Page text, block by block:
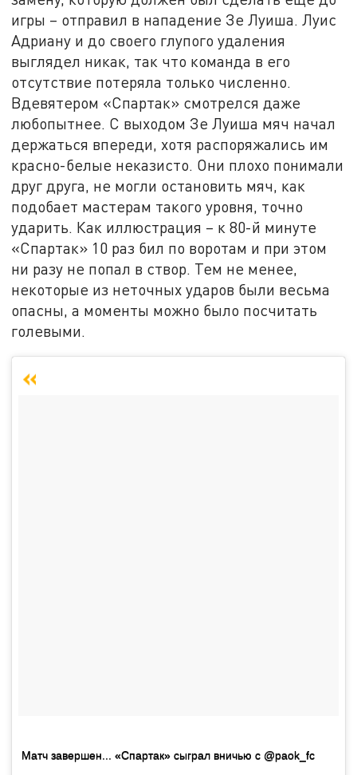
игры – отправил в нападение Зе Луиша. Луис
Адриану и до своего глупого удаления
выглядел никак, так что команда в его
отсутствие потеряла только численно.
Вдевятером «Спартак» смотрелся даже
любопытнее. С выходом Зе Луиша мяч начал
держаться впереди, хотя распоряжались им
красно-белые неказисто. Они плохо понимали
друг друга, не могли остановить мяч, как
подобает мастерам такого уровня, точно
ударить. Как иллюстрация – к 80-й минуте
«Спартак» 10 раз бил по воротам и при этом
ни разу не попал в створ. Тем не менее,
некоторые из неточных ударов были весьма
опасны, а моменты можно было посчитать
голевыми.
Матч завершен... «Спартак» сыграл вничью с @paok_fc